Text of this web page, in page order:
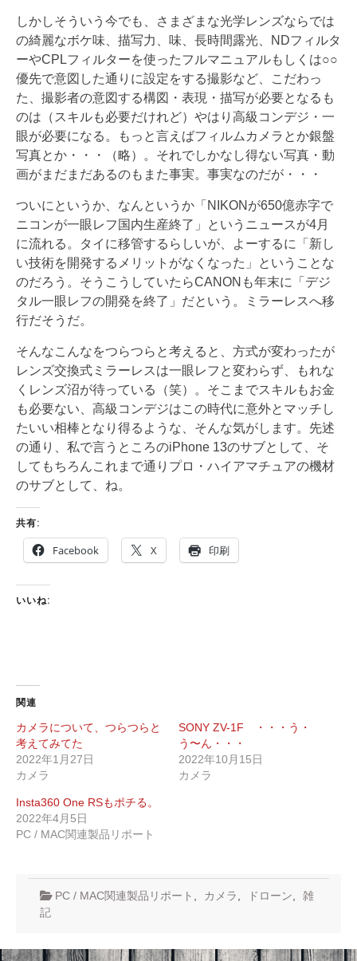
しかしそういう今でも、さまざまな光学レンズならでは
の綺麗なボケ味、描写力、味、長時間露光、NDフィルタ
ーやCPLフィルターを使ったフルマニュアルもしくは○○
優先で意図した通りに設定をする撮影など、こだわっ
た、撮影者の意図する構図・表現・描写が必要となるも
のは（スキルも必要だけれど）やはり高級コンデジ・一
眼が必要になる。もっと言えばフィルムカメラとか銀盤
写真とか・・・（略）。それでしかなし得ない写真・動
画がまだまだあるのもまた事実。事実なのだが・・・
ついにというか、なんというか「NIKONが650億赤字で
ニコンが一眼レフ国内生産終了」というニュースが4月
に流れる。タイに移管するらしいが、よーするに「新し
い技術を開発するメリットがなくなった」ということな
のだろう。そうこうしていたらCANONも年末に「デジ
タル一眼レフの開発を終了」だという。ミラーレスへ移
行だそうだ。
そんなこんなをつらつらと考えると、方式が変わったが
レンズ交換式ミラーレスは一眼レフと変わらず、もれな
くレンズ沼が待っている（笑）。そこまでスキルもお金
も必要ない、高級コンデジはこの時代に意外とマッチし
たいい相棒となり得るような、そんな気がします。先述
の通り、私で言うところのiPhone 13のサブとして、そ
してもちろんこれまで通りプロ・ハイアマチュアの機材
のサブとして、ね。
共有:
Facebook X 印刷
いいね:
関連
カメラについて、つらつらと
考えてみてた
2022年1月27日
カメラ
SONY ZV-1F ・・・う・
う〜ん・・・
2022年10月15日
カメラ
Insta360 One RSもポチる。
2022年4月5日
PC / MAC関連製品リポート
PC / MAC関連製品リポート カメラ ドローン
雑
記